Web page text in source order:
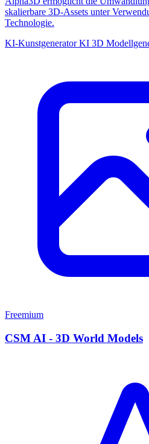
skalierbare 3D-Assets unter
Technologie.
KI-KunstgeneratorKI 3D
Freemium
CSM AI - 3D World Models